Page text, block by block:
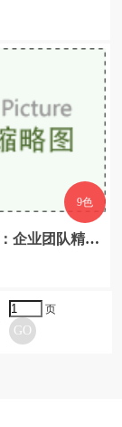
9色
定制文化衫：企业团队精神的视觉化表达
页
GO